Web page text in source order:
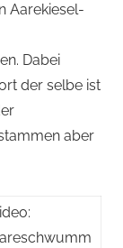
Aarekiesel-
Dabei
der selbe ist
aber